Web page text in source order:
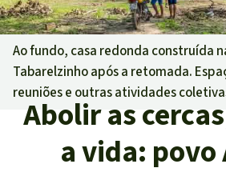
Informar
Informar
Atualidades
Êxitos
Temas
A Floresta
Quem somos
Pesquisa
Doar para um tema
Proteção de
Proteção dos
Proteção de
Doar para uma
Sudeste asiático
África
Ao fundo, casa redonda construída
Tabarelzinho após a retomada.
reuniões e outras atividades
Abolir as
a vida: povo